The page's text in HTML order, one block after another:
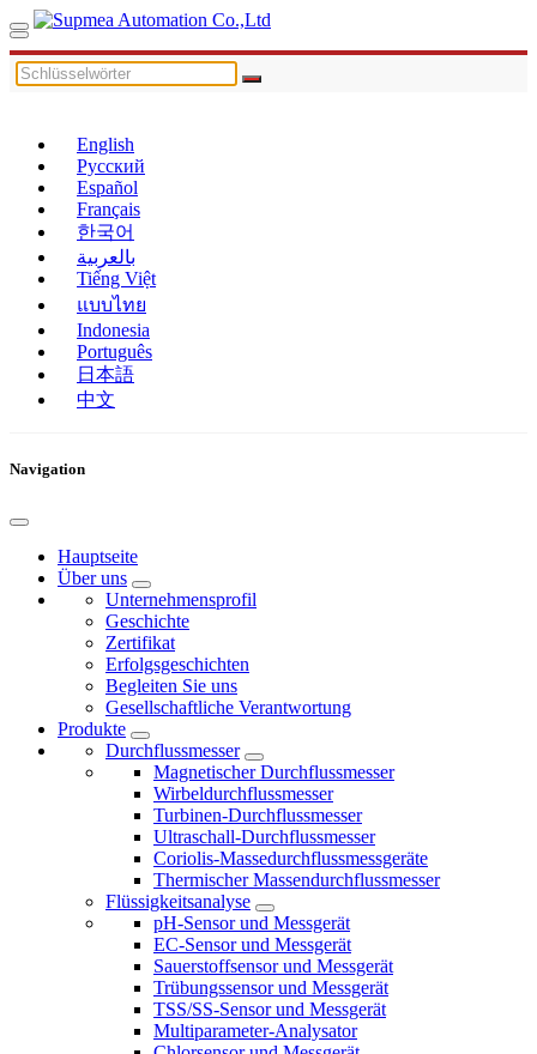
English
Русский
Español
Français
한국어
بالعربية
Tiếng Việt
แบบไทย
Indonesia
Português
日本語
中文
Navigation
Hauptseite
Über uns
Unternehmensprofil
Geschichte
Zertifikat
Erfolgsgeschichten
Begleiten Sie uns
Gesellschaftliche Verantwortung
Produkte
Durchflussmesser
Magnetischer Durchflussmesser
Wirbeldurchflussmesser
Turbinen-Durchflussmesser
Ultraschall-Durchflussmesser
Coriolis-Massedurchflussmessgeräte
Thermischer Massendurchflussmesser
Flüssigkeitsanalyse
pH-Sensor und Messgerät
EC-Sensor und Messgerät
Sauerstoffsensor und Messgerät
Trübungssensor und Messgerät
TSS/SS-Sensor und Messgerät
Multiparameter-Analysator